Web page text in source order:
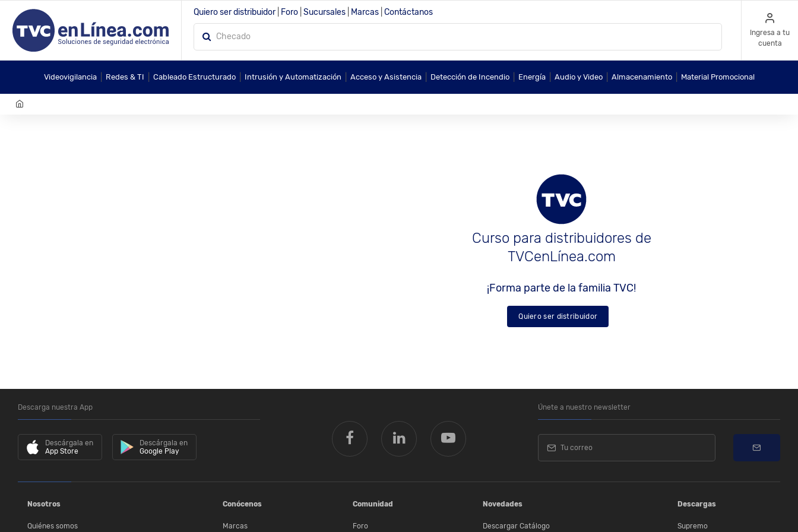
Quiero ser distribuidor Foro Sucursales Marcas Contáctanos
Ingresa a tu
cuenta
Videovigilancia Redes & TI Cableado Estructurado Intrusión y Automatización Acceso y Asistencia Detección de Incendio Energía Audio y Video Almacenamiento Material Promocional
Curso para distribuidores de
TVCenLínea.com
¡Forma parte de la familia TVC!
Quiero ser distribuidor
Descarga nuestra App
Descárgala en
App Store
Descárgala en
Google Play
Únete a nuestro newsletter
Nosotros
Quiénes somos
Conócenos
Marcas
Comunidad
Foro
Novedades
Descargar Catálogo
Descargas
Supremo